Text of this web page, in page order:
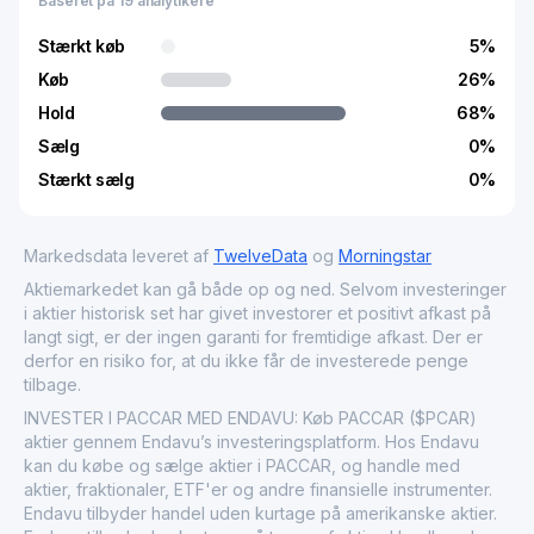
Stærkt køb
Køb
Hold
Sælg
Stærkt sælg
5%
26%
68%
0%
0%
Markedsdata leveret af TwelveData og Morningstar
Aktiemarkedet kan gå både op og ned. Selvom investeringer
i aktier historisk set har givet investorer et positivt afkast på
langt sigt, er der ingen garanti for fremtidige afkast. Der er
derfor en risiko for, at du ikke får de investerede penge
tilbage.
INVESTER I PACCAR MED ENDAVU: Køb PACCAR ($PCAR)
aktier gennem Endavu’s investeringsplatform. Hos Endavu
kan du købe og sælge aktier i PACCAR, og handle med
aktier, fraktionaler, ETF'er og andre finansielle instrumenter.
Endavu tilbyder handel uden kurtage på amerikanske aktier.